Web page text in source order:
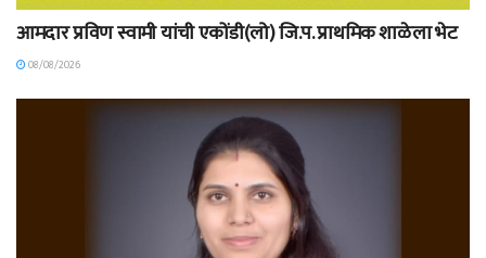
आमदार प्रविण स्वामी यांची एकोंडी(लो) जि.प. प्राथमिक शाळेला भेट
08/08/2026